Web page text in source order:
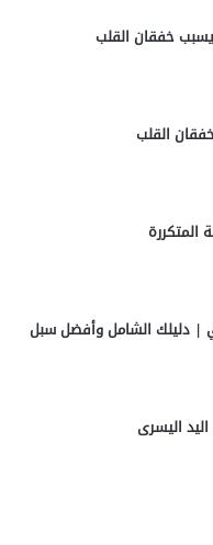
خفقان القلب
القلب
المتكررة
| دليلك الشامل وأفضل سبل
اليسرى